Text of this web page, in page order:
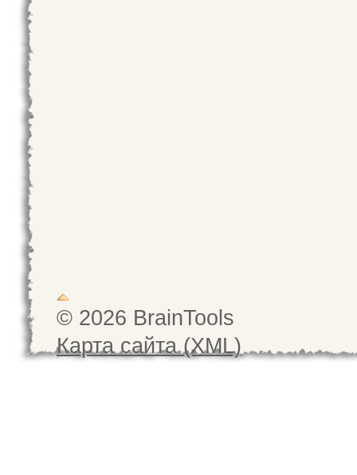
© 2026 BrainTools
Карта сайта (XML)